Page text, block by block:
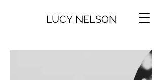
LUCY NELSON